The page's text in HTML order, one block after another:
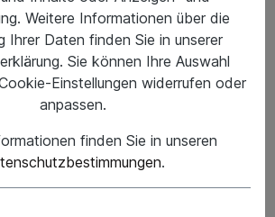
Die Kunst des
Weitere Informationen über die
Ihrer Daten finden Sie in unserer
Sie können Ihre Auswahl
Einstellungen widerrufen oder
anpassen.
finden Sie in unseren
.